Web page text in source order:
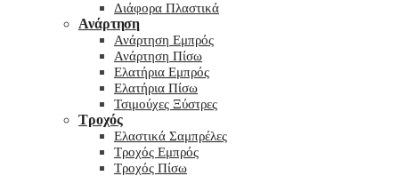
Διάφορα Πλαστικά
Ανάρτηση
Ανάρτηση Εμπρός
Ανάρτηση Πίσω
Ελατήρια Εμπρός
Ελατήρια Πίσω
Τσιμούχες Ξύστρες
Τροχός
Ελαστικά Σαμπρέλες
Τροχός Εμπρός
Τροχός Πίσω